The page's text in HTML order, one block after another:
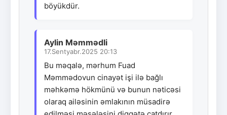
böyükdür.
Aylin Məmmədli
17.Sentyabr.2025 20:13
Bu məqalə, mərhum Fuad
Məmmədovun cinayət işi ilə bağlı
məhkəmə hökmünü və bunun nəticəsi
olaraq ailəsinin əmlakının müsadirə